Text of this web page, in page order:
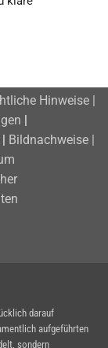
Hinweise |
|
| Bildnachweise |
darauf
aufgeführten
sondern